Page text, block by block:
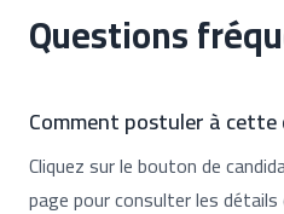
Questions
Comment postuler à
Cliquez sur le bouton de
page pour consulter les